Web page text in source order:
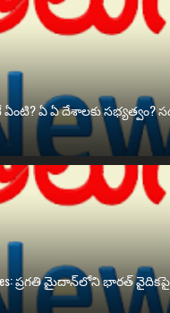
ఏంటి? ఏ ఏ దేశాలకు సభ్యత్వం?
ప్రగతి మైదాన్‌లోని భారత్